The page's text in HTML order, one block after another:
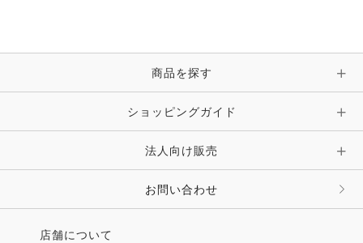
時計・財布・キーケース・革小物
キーホルダー・チャーム・ストラップ
その他 ファッション雑貨
ピン・ブローチ・コサージュ
その他 アクセサリー
商品を探す
ショッピングガイド
法人向け販売
お問い合わせ
店舗について